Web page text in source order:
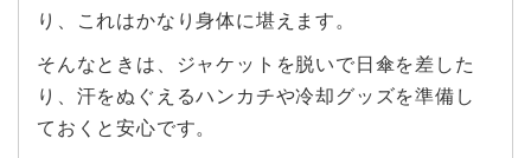
り、これはかなり身体に堪えます。
そんなときは、ジャケットを脱いで日傘を差した
り、汗をぬぐえるハンカチや冷却グッズを準備し
ておくと安心です。